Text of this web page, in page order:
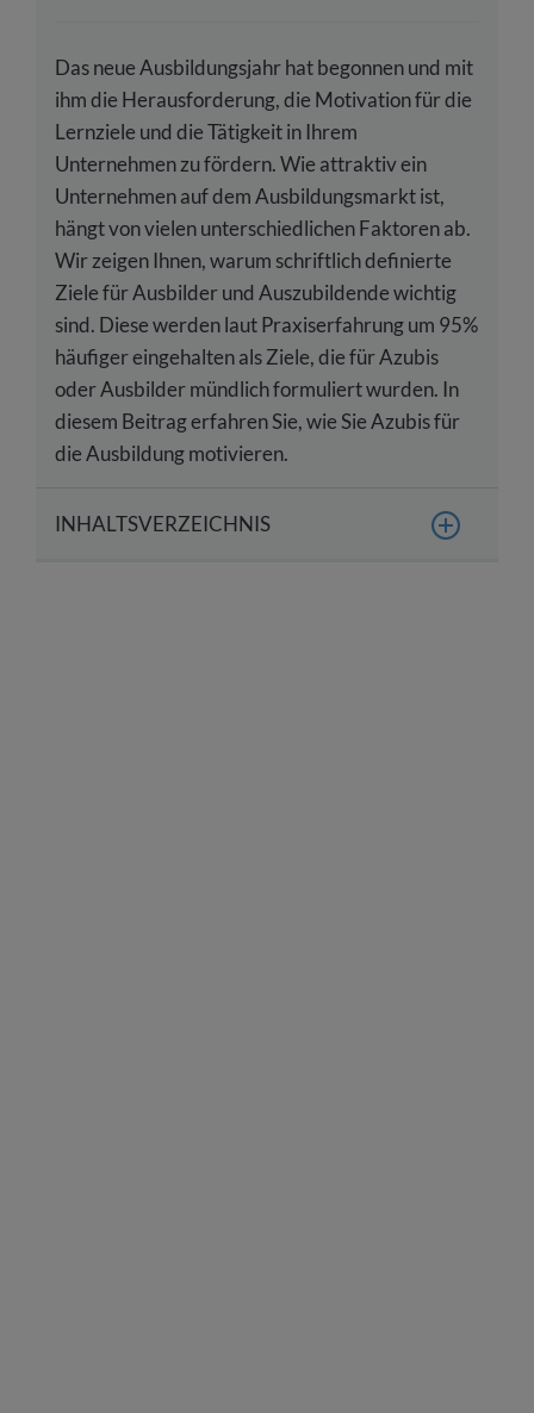
Das neue Ausbildungsjahr hat begonnen und mit
ihm die Herausforderung, die Motivation für die
Lernziele und die Tätigkeit in Ihrem
Unternehmen zu fördern. Wie attraktiv ein
Unternehmen auf dem Ausbildungsmarkt ist,
hängt von vielen unterschiedlichen Faktoren ab.
Wir zeigen Ihnen, warum schriftlich definierte
Ziele für Ausbilder und Auszubildende wichtig
sind. Diese werden laut Praxiserfahrung um 95%
häufiger eingehalten als Ziele, die für Azubis
oder Ausbilder mündlich formuliert wurden. In
diesem Beitrag erfahren Sie, wie Sie Azubis für
die Ausbildung motivieren.
INHALTSVERZEICHNIS